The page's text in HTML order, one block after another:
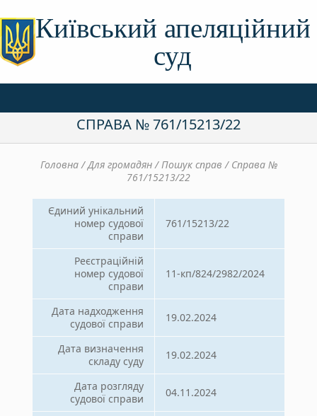
Київський апеляційний
суд
СПРАВА № 761/15213/22
Головна / Для громадян / Пошук справ / Справа №
761/15213/22
Єдиний унікальний
номер судової
справи
761/15213/22
Реєстраційній
номер судової
справи
11-кп/824/2982/2024
Дата надходження
судової справи
19.02.2024
Дата визначення
складу суду
19.02.2024
Дата розгляду
судової справи
04.11.2024